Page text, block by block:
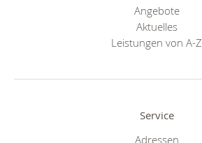
Angebote
Aktuelles
Leistungen von A-Z
Service
Adressen